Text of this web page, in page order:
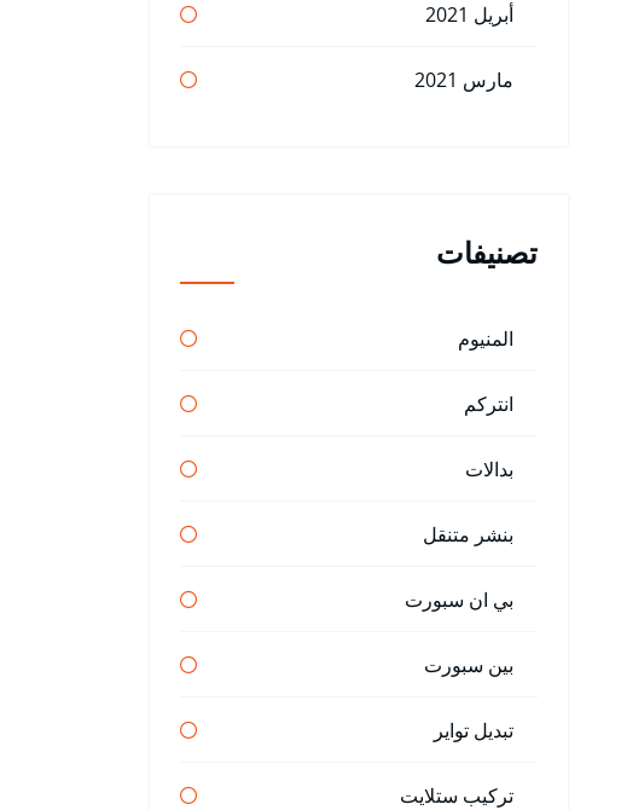
أبريل 2021
مارس 2021
تصنيفات
المنيوم
انتركم
بدالات
بنشر متنقل
بي ان سبورت
بين سبورت
تبديل تواير
تركيب ستلايت